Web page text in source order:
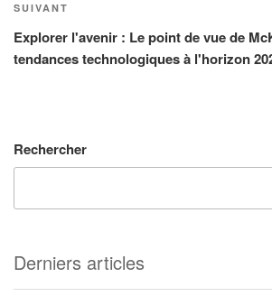
Article
suivant
SUIVANT
Explorer l'avenir : Le point de vue de
tendances technologiques à l'horizon
Rechercher
Derniers articles